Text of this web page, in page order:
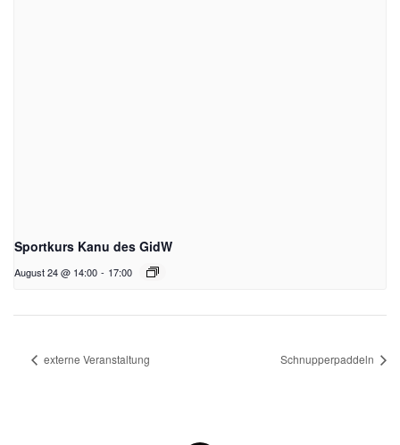
Sportkurs Kanu des GidW
August 24 @ 14:00 - 17:00
externe Veranstaltung Schnupperpaddeln